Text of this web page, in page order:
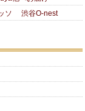
ソ 渋谷O-nest